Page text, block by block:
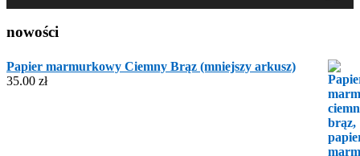
nowości
Papier marmurkowy Ciemny Brąz (mniejszy arkusz)
35.00 zł